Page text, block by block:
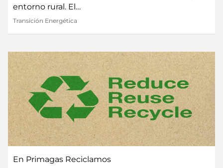
entorno rural. El…
Transición Energética
En Primagas Reciclamos